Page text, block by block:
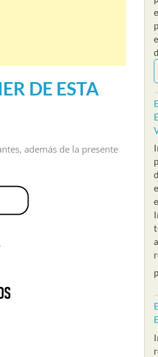
DE ESTA
además de la presente